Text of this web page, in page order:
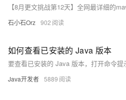
石小石Orz 902
如何查看已安装的 Java 版本
Java开发者 5889